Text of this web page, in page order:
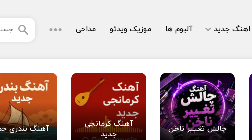
اهنگ جدید آلبوم ها موزیک ویدئو مداحی
چالش تغییر ناخن
آهنگ کرمانجی
جدید
آهنگ بندری